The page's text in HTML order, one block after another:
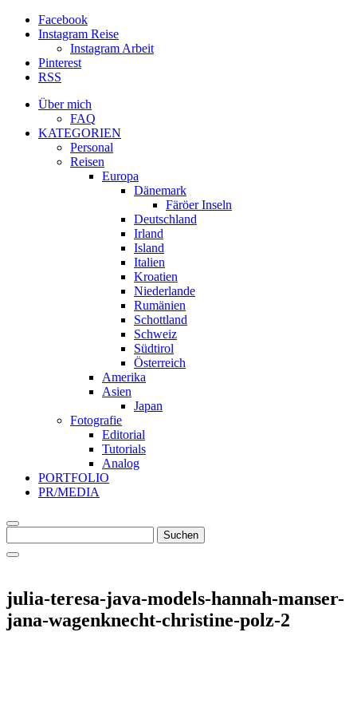
Facebook
Instagram Reise
Instagram Arbeit
Pinterest
RSS
Über mich
FAQ
KATEGORIEN
Personal
Reisen
Europa
Dänemark
Färöer Inseln
Deutschland
Irland
Island
Italien
Kroatien
Niederlande
Rumänien
Schottland
Schweiz
Südtirol
Österreich
Amerika
Asien
Japan
Fotografie
Editorial
Tutorials
Analog
PORTFOLIO
PR/MEDIA
nach
Suchen
julia-teresa-java-models-hannah-manser-
jana-wagenknecht-christine-polz-2